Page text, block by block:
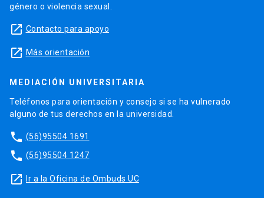
género o violencia sexual.
launch Contacto para apoyo
launch Más orientación
MEDIACIÓN UNIVERSITARIA
Teléfonos para orientación y consejo si se ha vulnerado
alguno de tus derechos en la universidad.
phone (56)95504 1691
phone (56)95504 1247
launch Ir a la Oficina de Ombuds UC